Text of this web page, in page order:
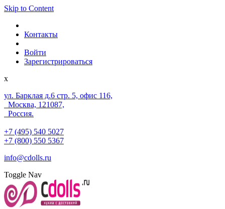
Skip to Content
Контакты
Войти
Зарегистрироваться
x
ул. Барклая д.6 стр. 5, офис 116,
Москва, 121087,
Россия.
+7 (495) 540 5027
+7 (800) 550 5367
info@cdolls.ru
Toggle Nav